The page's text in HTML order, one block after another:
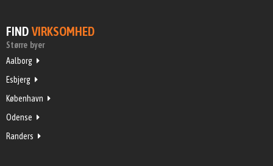
FIND VIRKSOMHED
Større byer
Aalborg
Esbjerg
København
Odense
Randers